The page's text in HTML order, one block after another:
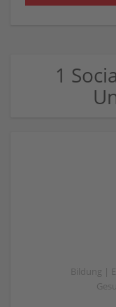
1
Bildung |